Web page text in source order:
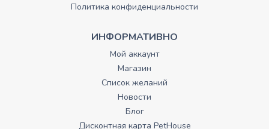
Политика конфиденциальности
ИНФОРМАТИВНО
Мой аккаунт
Магазин
Список желаний
Новости
Блог
Дисконтная карта PetHouse